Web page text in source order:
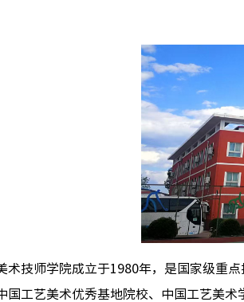
术技师学院成立于1980年，是国家级重
国工艺美术优秀基地院校、中国工艺美